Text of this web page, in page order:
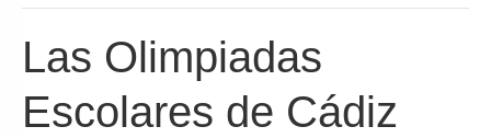
Las Olimpiadas
Escolares de Cádiz